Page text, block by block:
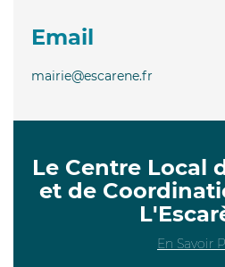
Email
mairie@escarene.fr
Le Centre Local
et de
En Savoir